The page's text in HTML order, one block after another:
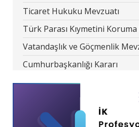
Ticaret Hukuku Mevzuatı
Türk Parası Kıymetini Koruma
Vatandaşlık ve Göçmenlik
Cumhurbaşkanlığı Kararı